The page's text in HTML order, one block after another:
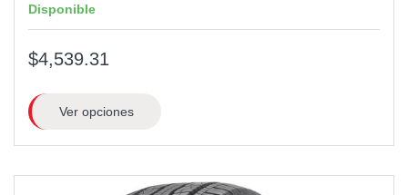
Disponible
$4,539.31
Ver opciones